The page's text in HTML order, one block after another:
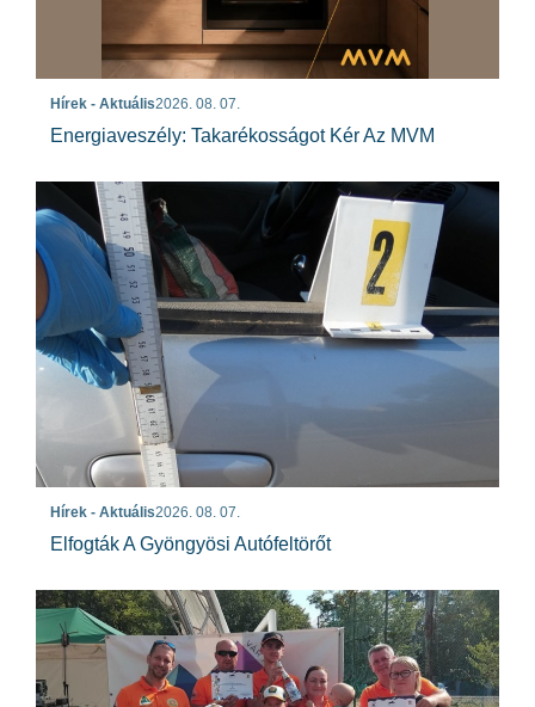
Hírek - Aktuális2026. 08. 07.
Energiaveszély: Takarékosságot Kér Az MVM
Hírek - Aktuális2026. 08. 07.
Elfogták A Gyöngyösi Autófeltörőt